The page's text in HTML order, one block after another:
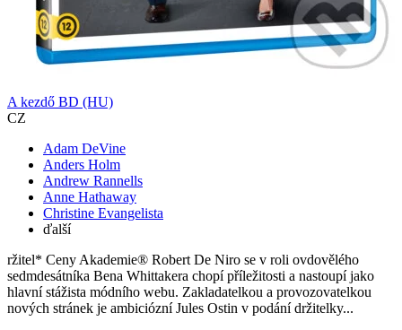
A kezdő BD (HU)
CZ
Adam DeVine
Anders Holm
Andrew Rannells
Anne Hathaway
Christine Evangelista
ďalší
ržitel* Ceny Akademie® Robert De Niro se v roli ovdovělého
sedmdesátníka Bena Whittakera chopí příležitosti a nastoupí jako
hlavní stážista módního webu. Zakladatelkou a provozovatelkou
nových stránek je ambiciózní Jules Ostin v podání držitelky...